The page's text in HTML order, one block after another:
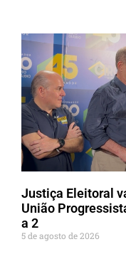
Justiça Eleitoral
União
a 2
5 de agosto de 2026